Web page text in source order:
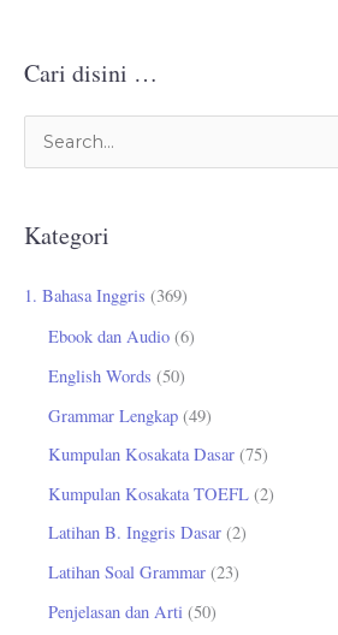
Cari disini …
i
u
Kategori
1. Bahasa Inggris (369)
Ebook dan Audio (6)
English Words (50)
Grammar Lengkap (49)
Kumpulan Kosakata Dasar (75)
Kumpulan Kosakata TOEFL (2)
Latihan B. Inggris Dasar (2)
Latihan Soal Grammar (23)
Penjelasan dan Arti (50)